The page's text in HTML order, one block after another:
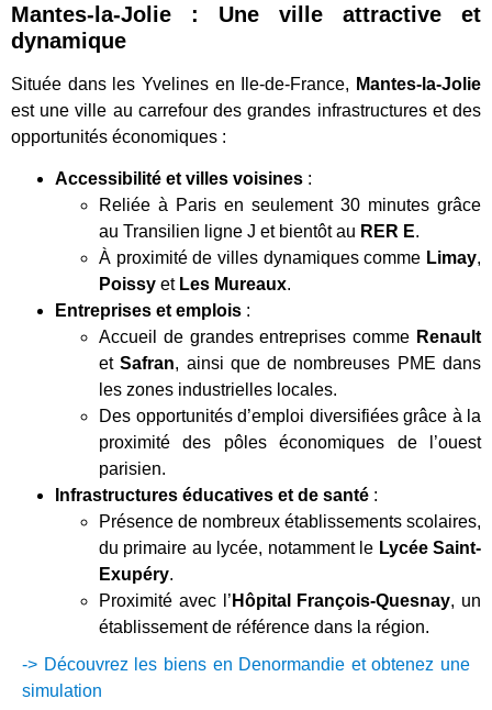
Mantes-la-Jolie : Une ville attractive et
dynamique
Située dans les Yvelines en Ile-de-France, Mantes-la-Jolie
est une ville au carrefour des grandes infrastructures et des
opportunités économiques :
Accessibilité et villes voisines :
Reliée à Paris en seulement 30 minutes grâce
au Transilien ligne J et bientôt au RER E.
À proximité de villes dynamiques comme Limay,
Poissy et Les Mureaux.
Entreprises et emplois :
Accueil de grandes entreprises comme Renault
etSafran, ainsi que de nombreuses PME dans
les zones industrielles locales.
Des opportunités d’emploi diversifiées grâce à la
proximité des pôles économiques de l’ouest
parisien.
Infrastructures éducatives et de santé :
Présence de nombreux établissements scolaires,
du primaire au lycée, notamment le Lycée Saint-
Exupéry.
Proximité avec l’ Hôpital François-Quesnay, un
établissement de référence dans la région.
-> Découvrez les biens en Denormandie et obtenez une
simulation